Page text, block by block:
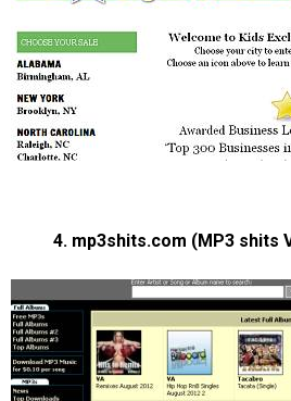
4. mp3shits.com (MP3 shits